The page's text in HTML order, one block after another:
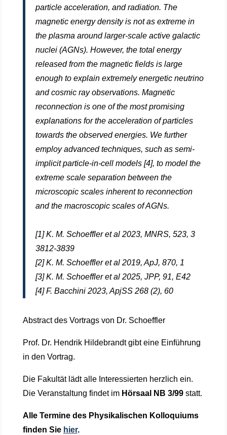
particle acceleration, and radiation. The
magnetic energy density is not as extreme in
the plasma around larger-scale active galactic
nuclei (AGNs). However, the total energy
released from the magnetic fields is large
enough to explain extremely energetic neutrino
and cosmic ray observations. Magnetic
reconnection is one of the most promising
explanations for the acceleration of particles
towards the observed energies. We further
employ advanced techniques, such as semi-
implicit particle-in-cell models [4], to model the
extreme scale separation between the
microscopic scales inherent to reconnection
and the macroscopic scales of AGNs.
[1] K. M. Schoeffler et al 2023, MNRS, 523, 3
3812-3839
[2] K. M. Schoeffler et al 2019, ApJ, 870, 1
[3] K. M. Schoeffler et al 2025, JPP, 91, E42
[4] F. Bacchini 2023, ApjSS 268 (2), 60
Abstract des Vortrags von Dr. Schoeffler
Prof. Dr. Hendrik Hildebrandt gibt eine Einführung
in den Vortrag.
Die Fakultät lädt alle Interessierten herzlich ein.
Die Veranstaltung findet im Hörsaal NB 3/99statt.
Alle Termine des Physikalischen Kolloquiums
finden Sie hier.